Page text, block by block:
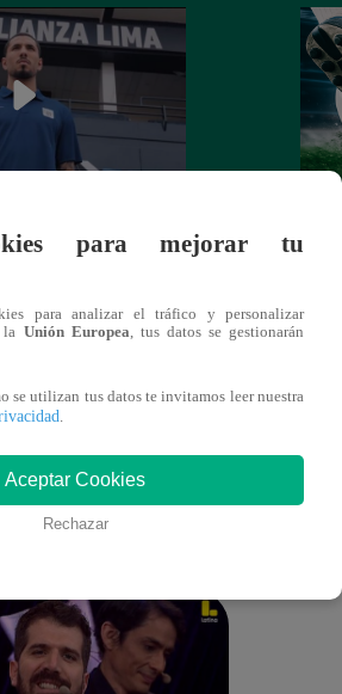
a Sergio Peña
para el Torneo
te puede
para mejorar tu
para analizar el tráfico y personalizar
la Unión Europea, tus datos se gestionarán
se utilizan tus datos te invitamos leer nuestra
.
Aceptar Cookies
Rechazar